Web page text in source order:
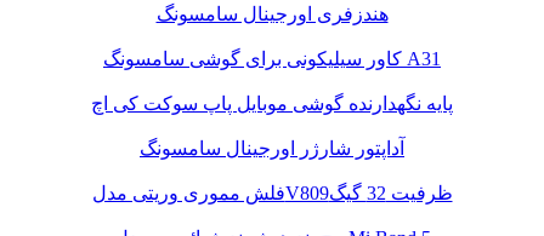
هندزفری اورجینال سامسونگ
کاور سیلیکونی برای گوشی سامسونگ A31
پایه نگهدارنده گوشی موبایل پاپ سوکت کی اچ
آداپتور شارژر اورجینال سامسونگ
فلش مموری وریتی مدلV809ظرفیت 32 گیگ